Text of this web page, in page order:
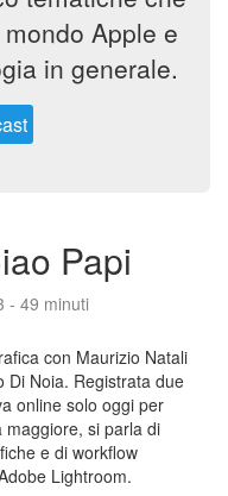
Apple e
in generale.
Papi
- 49 minuti
con Maurizio Natali
Di Noia. Registrata due
online solo oggi per
maggiore, si parla di
e di workflow
Lightroom.